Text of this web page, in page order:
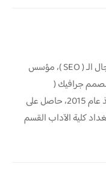
صانع محتوى رقمي، خبير في مجال الـ ( SEO )، مؤسس
مصمم جرافيك (
Photoshop, Illustrator ) منذ عام 2015، حاصل على
كلية الآداب القسم